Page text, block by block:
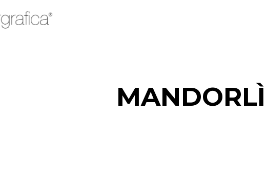
MANDORLÌ